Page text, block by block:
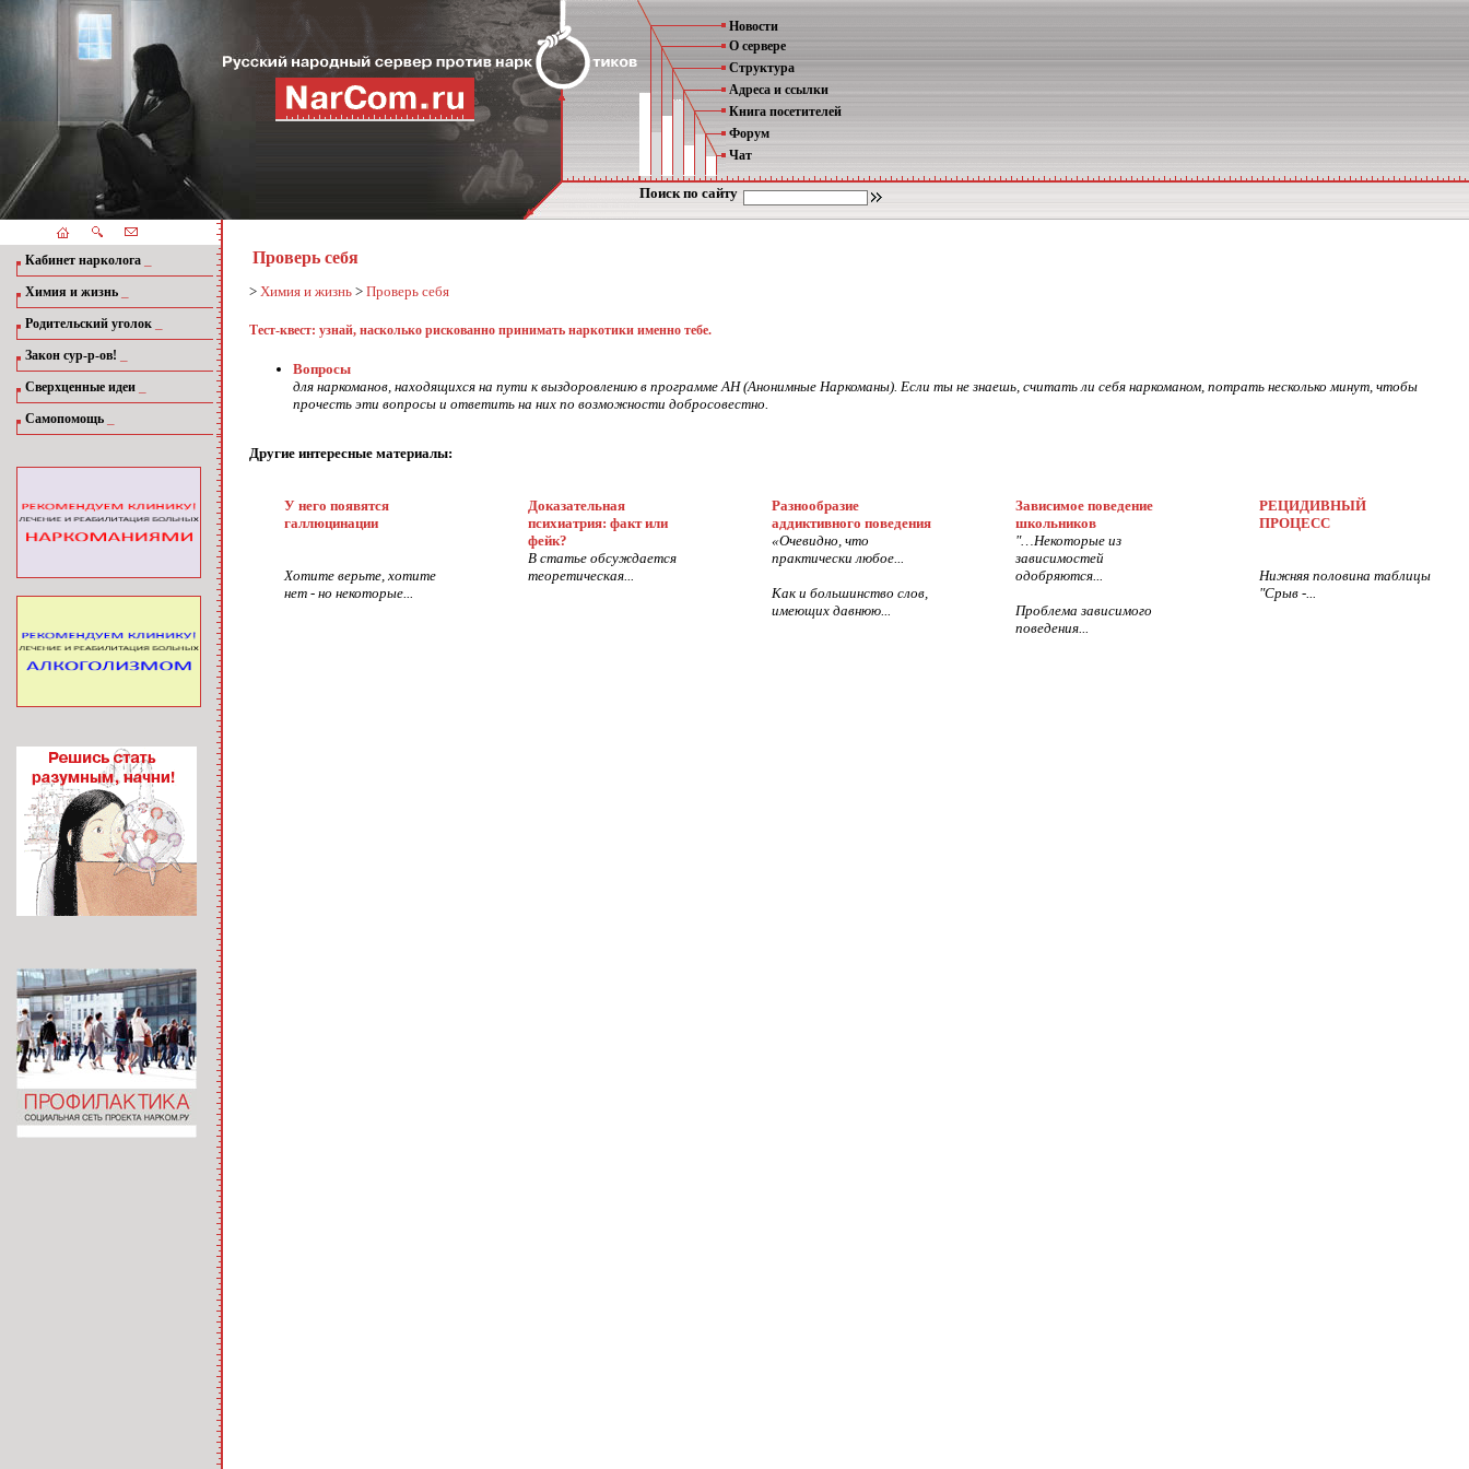
Новости
О сервере
Структура
Адреса и ссылки
Книга посетителей
Форум
Чат
Поиск по сайту
Кабинет нарколога
Химия и жизнь
Родительский уголок
Закон сур-р-ов!
Сверхценные идеи
Самопомощь
Проверь себя
> Химия и жизнь > Проверь себя
Тест-квест: узнай, насколько рискованно принимать наркотики именно тебе.
Вопросы
для наркоманов, находящихся на пути к выздоровлению в программе АН (Анонимные Наркоманы). Если ты не знаешь, считать ли себя наркоманом, потрать несколько минут, чтобы
прочесть эти вопросы и ответить на них по возможности добросовестно.
Другие интересные материалы:
У него появятся
галлюцинации
Хотите верьте, хотите
нет - но некоторые...
Доказательная
психиатрия: факт или
фейк?
В статье обсуждается
теоретическая...
Разнообразие
аддиктивного поведения
«Очевидно, что
практически любое...
Как и большинство слов,
имеющих давнюю...
Зависимое поведение
школьников
"…Некоторые из
зависимостей
одобряются...
Проблема зависимого
поведения...
РЕЦИДИВНЫЙ
ПРОЦЕСС
Нижняя половина таблицы
"Срыв -...